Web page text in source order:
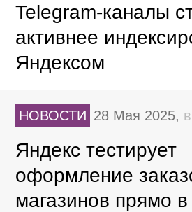
Telegram-каналы
активнее
Яндексом
НОВОСТИ 28 Мая 2025,
Яндекс тестирует
оформление
магазинов прямо